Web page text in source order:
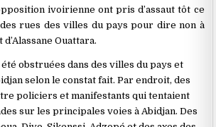
ivoirienne ont pris d’assaut tôt ce
rues des villes du pays pour dire non à
Ouattara.
obstruées dans des villes du pays et
selon le constat fait. Par endroit, des
policiers et manifestants qui tentaient
sur les principales voies à Abidjan. Des